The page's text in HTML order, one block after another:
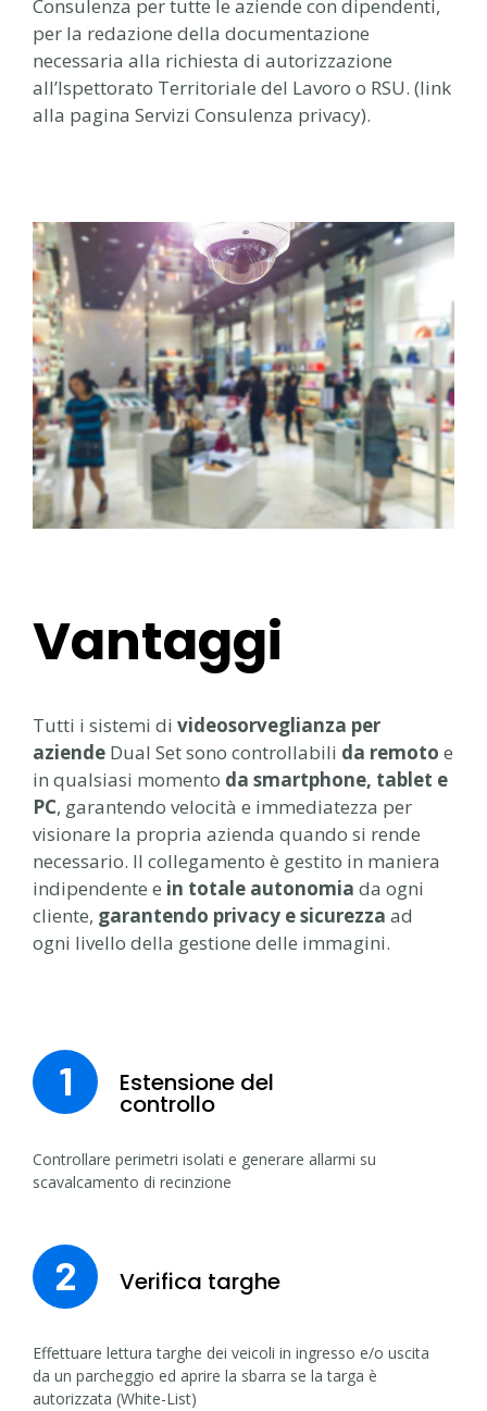
Consulenza per tutte le aziende con dipendenti,
per la redazione della documentazione
necessaria alla richiesta di autorizzazione
all’Ispettorato Territoriale del Lavoro o RSU. (link
alla pagina Servizi Consulenza privacy).
Vantaggi
Tutti i sistemi di videosorveglianza per
aziende Dual Set sono controllabili da remoto e
in qualsiasi momento da smartphone, tablet e
PC, garantendo velocità e immediatezza per
visionare la propria azienda quando si rende
necessario. Il collegamento è gestito in maniera
indipendente e in totale autonomia da ogni
cliente, garantendo privacy e sicurezza ad
ogni livello della gestione delle immagini.
1 Estensione del
controllo
Controllare perimetri isolati e generare allarmi su
scavalcamento di recinzione
2 Verifica targhe
Effettuare lettura targhe dei veicoli in ingresso e/o uscita
da un parcheggio ed aprire la sbarra se la targa è
autorizzata (White-List)